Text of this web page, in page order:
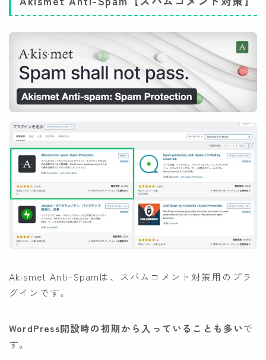
Akismet Anti-Spamは、スパムコメント対策用のプラ
グインです。
WordPress開設時の初期から入っていることも多いで
す。